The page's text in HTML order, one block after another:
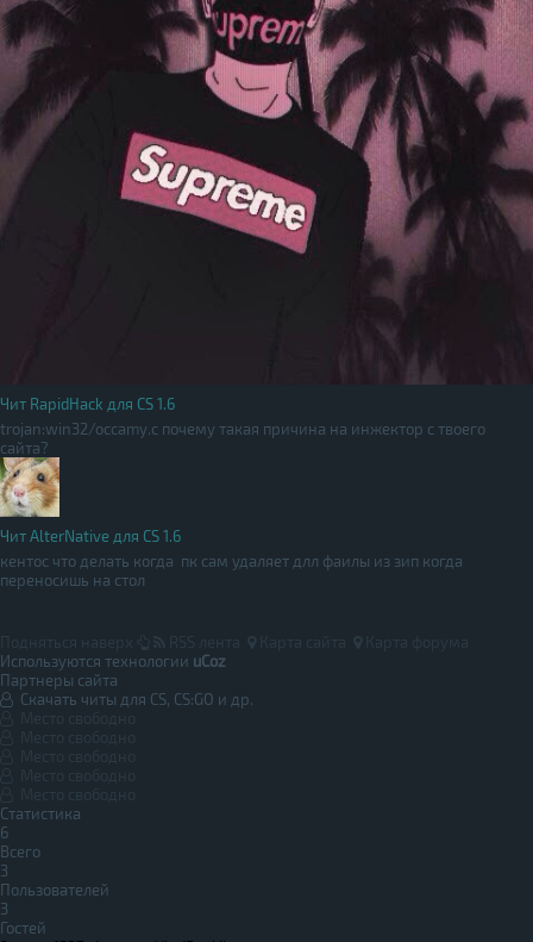
Чит RapidHack для CS 1.6
trojan:win32/occamy.c почему такая причина на инжектор с твоего
сайта?
Чит AlterNative для CS 1.6
кентос что делать когда пк сам удаляет длл фаилы из зип когда
переносишь на стол
Используются технологии uCoz
Партнеры сайта
Скачать читы для CS, CS:GO и др.
Статистика
6
Всего
3
Пользователей
3
Гостей